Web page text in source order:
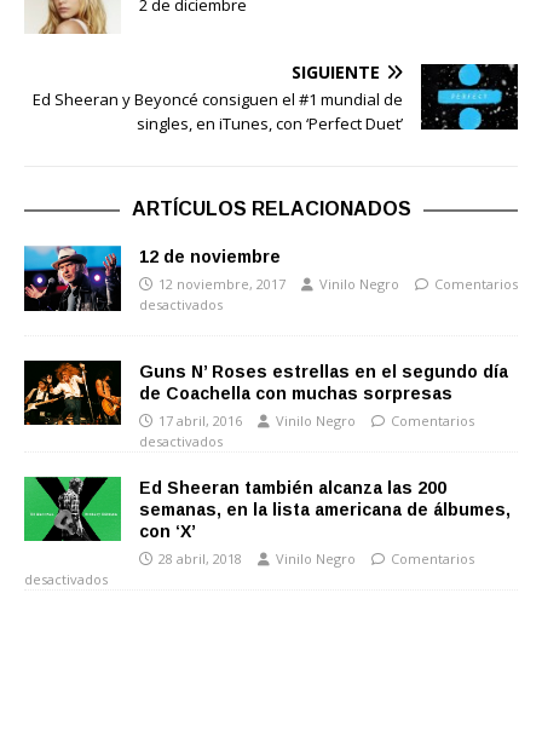
2 de diciembre
SIGUIENTE
Ed Sheeran y Beyoncé consiguen el #1 mundial de
singles, en iTunes, con ‘Perfect Duet’
ARTÍCULOS RELACIONADOS
12 de noviembre
12 noviembre, 2017 Vinilo Negro
Comentarios
desactivados
Guns N’ Roses estrellas en el segundo día
de Coachella con muchas sorpresas
17 abril, 2016 Vinilo Negro
Comentarios
desactivados
Ed Sheeran también alcanza las 200
semanas, en la lista americana de álbumes,
con ‘X’
28 abril, 2018 Vinilo Negro
Comentarios
desactivados